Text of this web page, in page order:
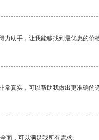
力助手，让我能够找到最优惠的价
常真实，可以帮助我做出更准确的选
面，可以满足我所有需求。